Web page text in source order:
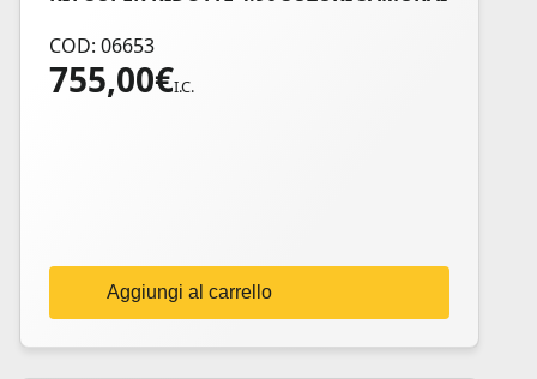
COD: 06653
755,00€I.C.
Aggiungi al carrello